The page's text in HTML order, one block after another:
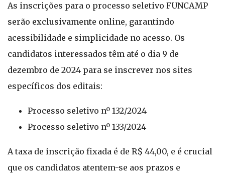
As inscrições para o processo seletivo FUNCAMP
serão exclusivamente online, garantindo
acessibilidade e simplicidade no acesso. Os
candidatos interessados têm até o dia 9 de
dezembro de 2024 para se inscrever nos sites
específicos dos editais:
Processo seletivo nº 132/2024
Processo seletivo nº 133/2024
A taxa de inscrição fixada é de R$ 44,00, e é crucial
que os candidatos atentem-se aos prazos e